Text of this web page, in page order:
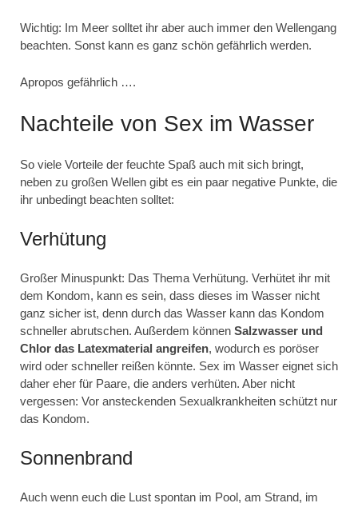
Wichtig: Im Meer solltet ihr aber auch immer den Wellengang
beachten. Sonst kann es ganz schön gefährlich werden.
Apropos gefährlich ….
Nachteile von Sex im Wasser
So viele Vorteile der feuchte Spaß auch mit sich bringt,
neben zu großen Wellen gibt es ein paar negative Punkte, die
ihr unbedingt beachten solltet:
Verhütung
Großer Minuspunkt: Das Thema Verhütung. Verhütet ihr mit
dem Kondom, kann es sein, dass dieses im Wasser nicht
ganz sicher ist, denn durch das Wasser kann das Kondom
schneller abrutschen. Außerdem können Salzwasser und
Chlor das Latexmaterial angreifen, wodurch es poröser
wird oder schneller reißen könnte. Sex im Wasser eignet sich
daher eher für Paare, die anders verhüten. Aber nicht
vergessen: Vor ansteckenden Sexualkrankheiten schützt nur
das Kondom.
Sonnenbrand
Auch wenn euch die Lust spontan im Pool, am Strand, im